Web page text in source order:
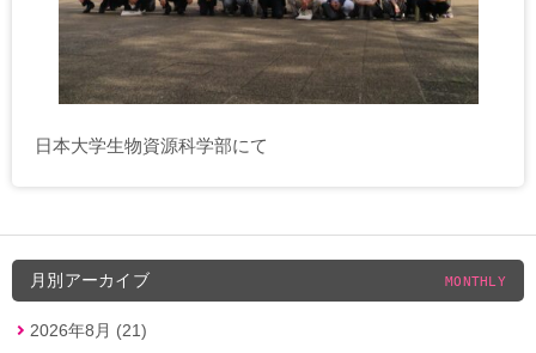
日本大学生物資源科学部にて
月別アーカイブ MONTHLY
2026年8月 (21)